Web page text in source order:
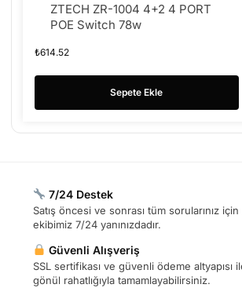
ZTECH ZR-1004 4+2 4 PORT
POE Switch 78w
₺614.52
Sepete Ekle
7/24 Destek
Satış öncesi ve sonrası tüm sorularınız
ekibimiz 7/24 yanınızdadır.
Güvenli Alışveriş
SSL sertifikası ve güvenli ödeme altyapısı
gönül rahatlığıyla tamamlayabilirsiniz.